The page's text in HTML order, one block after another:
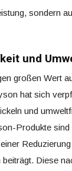
sondern
und
großen Wert
hat sich
und
Produkte sind
Diese